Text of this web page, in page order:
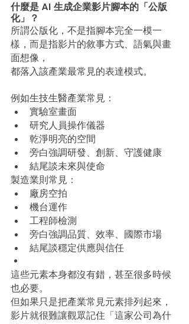
什麼是 AI 生成企業影片腳本的「公版
化」？
所謂公版化，不是指腳本完全一模一
樣，而是指影片的敘事方式、語氣與畫
面想像，
都落入該產業最常見的表達模式。
例如生技生醫產業常見：
實驗室畫面
研究人員操作儀器
乾淨明亮的空間
旁白強調研發、創新、守護健康
結尾談未來與使命
製造業則常見：
廠房空拍
機台運作
工程師檢測
旁白強調品質、效率、國際市場
結尾談穩定供應與信任
這些元素本身都沒有錯，甚至很多時候
也必要。
但如果只是把產業常見元素排列起來，
影片就很難讓觀眾記住「這家公司為什